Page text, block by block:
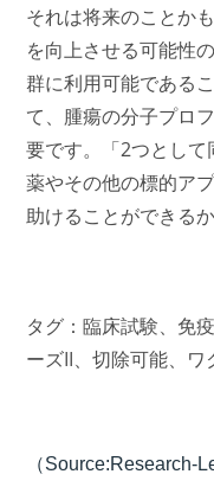
それは将来のことか
を向上させる可能性
群に利用可能である
て、腫瘍の分子プロ
要です。「2つとし
薬やその他の標的ア
助けることができる
タグ：臨床試験、 免
ーズII、切除可能、 ワ
（Source:Research-